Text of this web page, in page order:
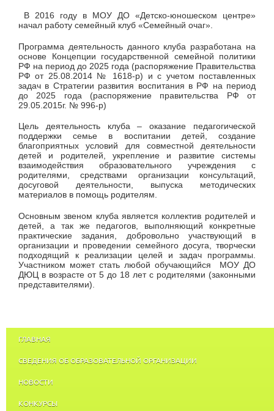
В 2016 году в МОУ ДО «Детско-юношеском центре»
начал работу семейный клуб «Семейный очаг».
Программа деятельность данного клуба разработана на
основе Концепции государственной семейной политики
РФ на период до 2025 года (распоряжение Правительства
РФ от 25.08.2014 № 1618-р) и с учетом поставленных
задач в Стратегии развития воспитания в РФ на период
до 2025 года (распоряжение правительства РФ от
29.05.2015г. № 996-р)
Цель деятельность клуба – оказание педагогической
поддержки семье в воспитании детей, создание
благоприятных условий для совместной деятельности
детей и родителей, укрепление и развитие системы
взаимодействия образовательного учреждения с
родителями, средствами организации консультаций,
досуговой деятельности, выпуска методических
материалов в помощь родителям.
Основным звеном клуба является коллектив родителей и
детей, а так же педагогов, выполняющий конкретные
практические задания, добровольно участвующий в
организации и проведении семейного досуга, творчески
подходящий к реализации целей и задач программы.
Участником может стать любой обучающийся МОУ ДО
ДЮЦ в возрасте от 5 до 18 лет с родителями (законными
представителями).
ГЛАВНАЯ
СВЕДЕНИЯ ОБ ОБРАЗОВАТЕЛЬНОЙ ОРГАНИЗАЦИИ
НОВОСТИ
КОНКУРСЫ